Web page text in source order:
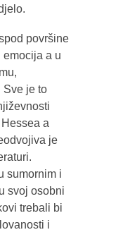
površine
emocija a u
Sve je to
a
je
sumornim i
svoj osobni
trebali bi
i